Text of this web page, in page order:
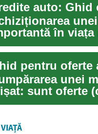
auto: Ghid
în viața
p...
unei
sunt oferte